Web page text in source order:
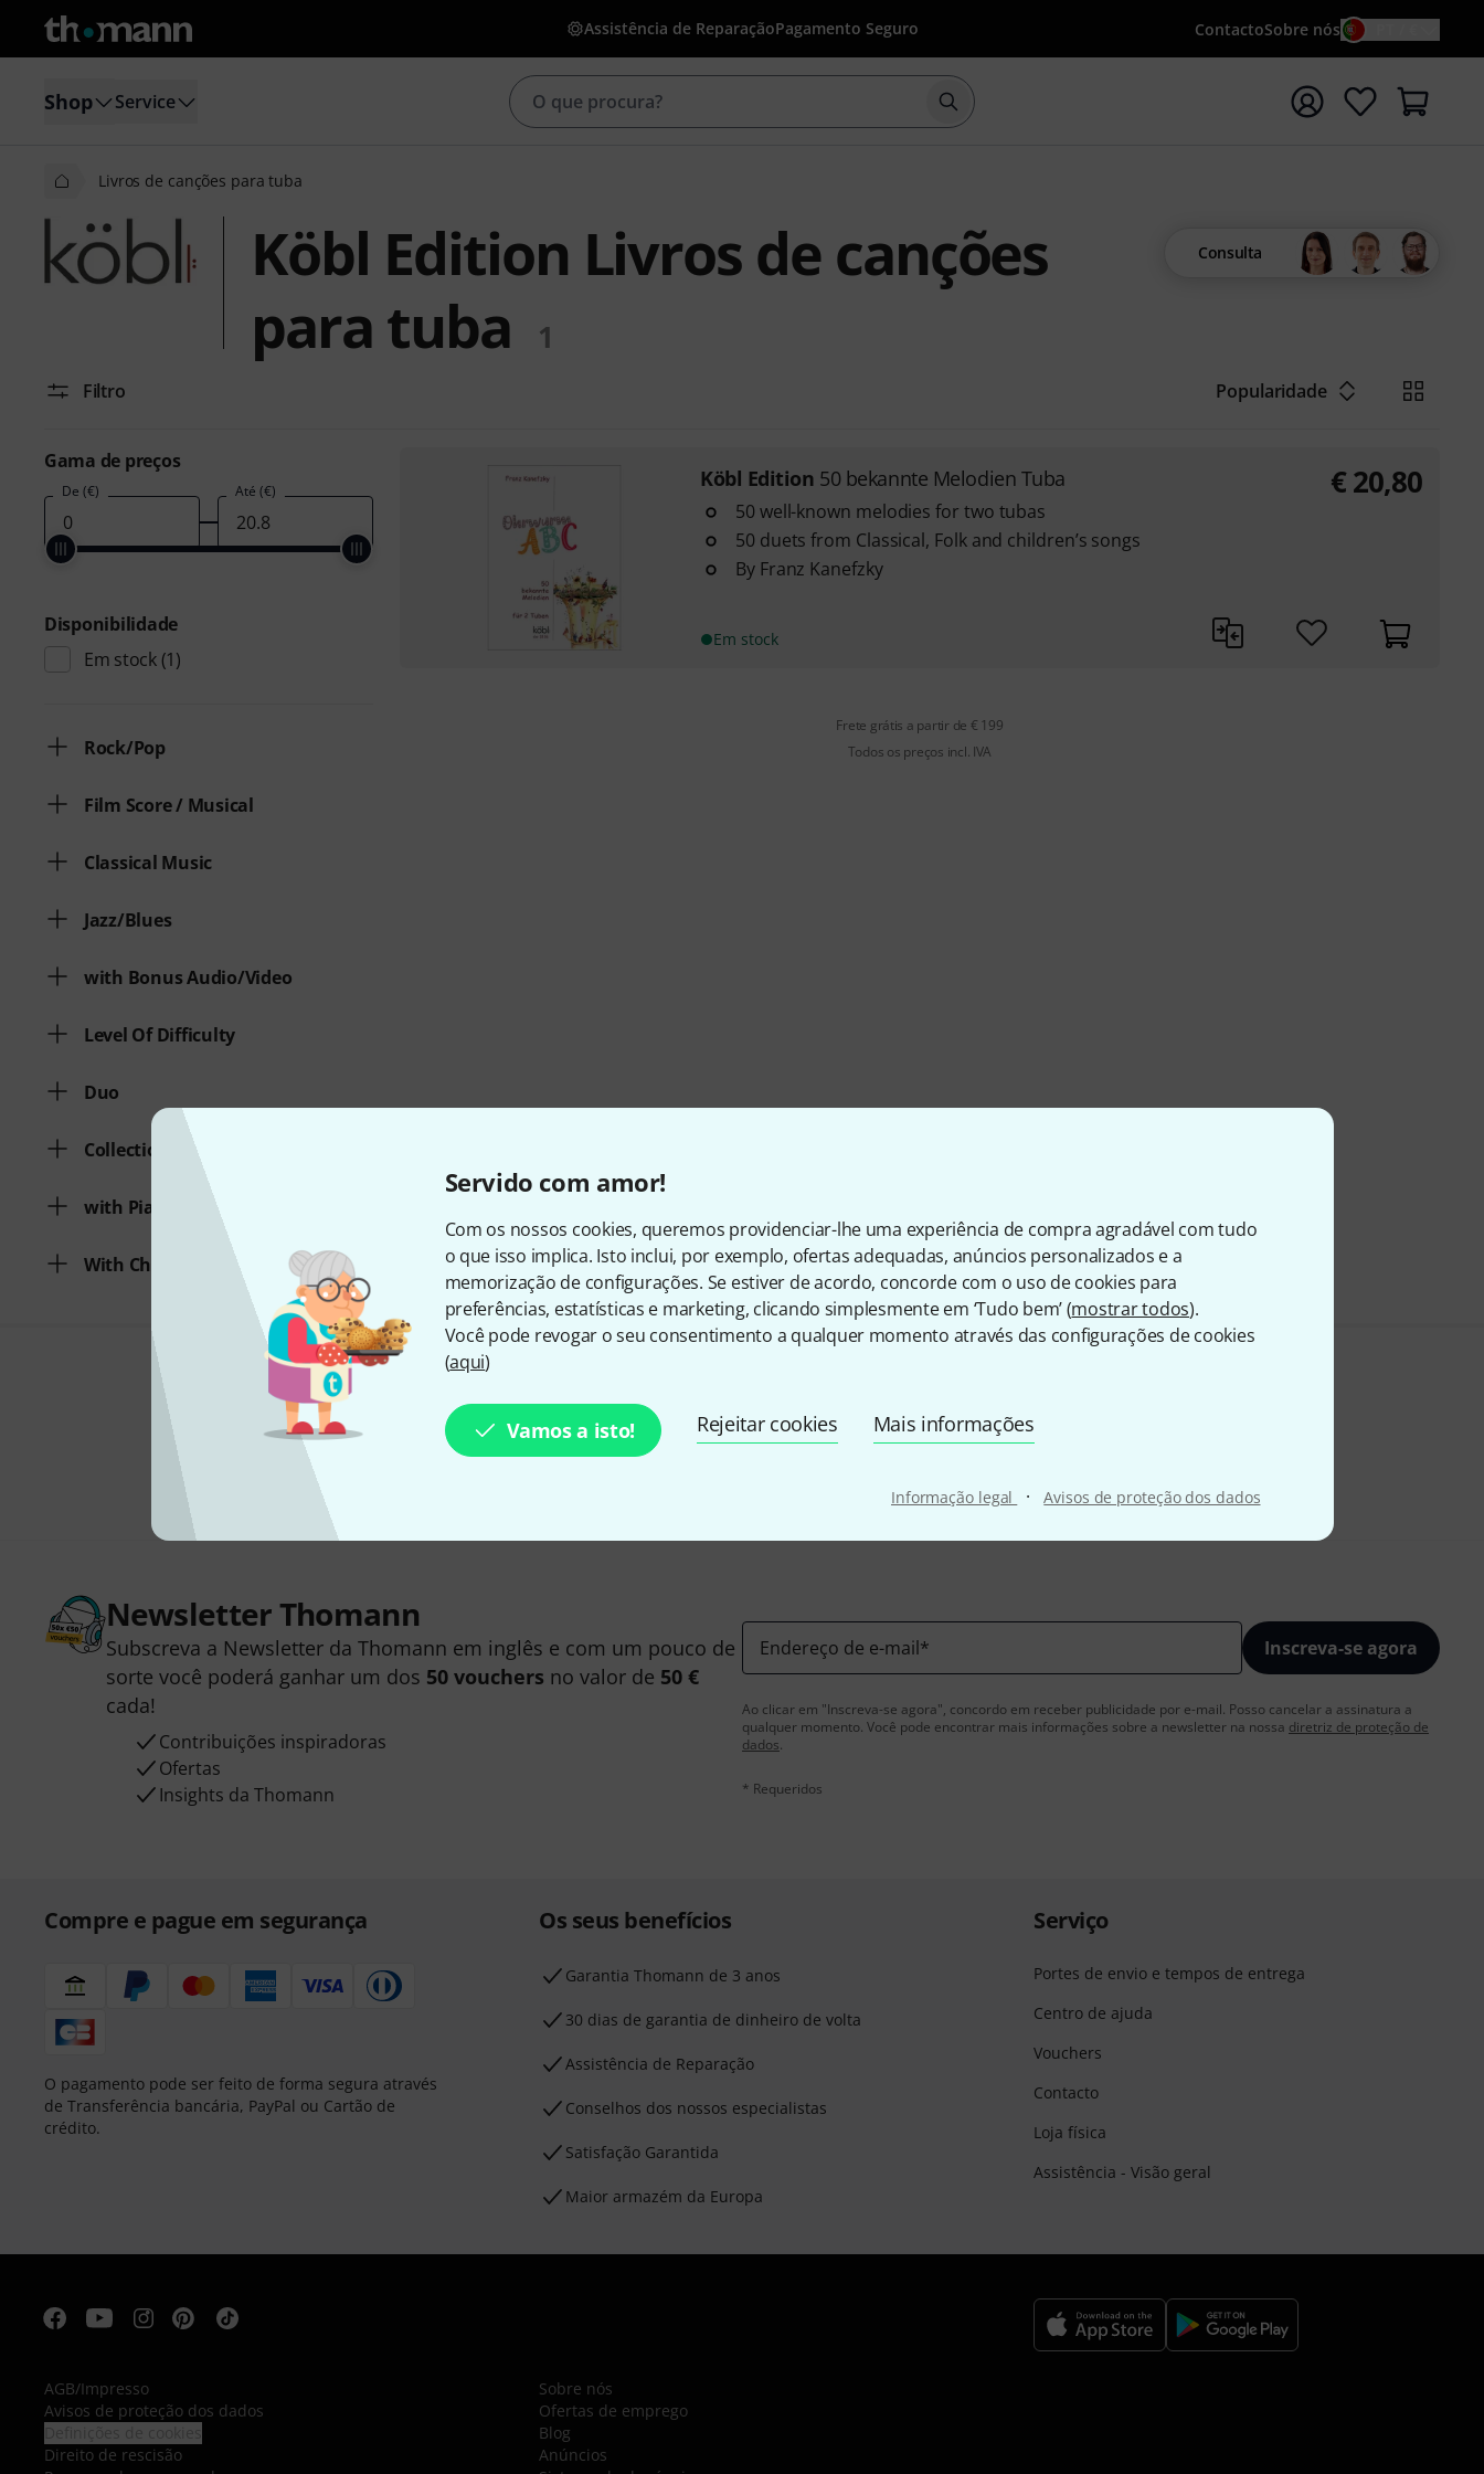
Servido com amor!
Com os nossos cookies, queremos providenciar-lhe uma experiência de compra agradável com tudo
o que isso implica. Isto inclui, por exemplo, ofertas adequadas, anúncios personalizados e a
memorização de configurações. Se estiver de acordo, concorde com o uso de cookies para
preferências, estatísticas e marketing, clicando simplesmente em ‘Tudo bem’ (mostrar todos).
Você pode revogar o seu consentimento a qualquer momento através das configurações de cookies
(aqui)
Vamos a isto! Rejeitar cookies Mais informações
Informação legal · Avisos de proteção dos dados
Assistência de ReparaçãoPagamento Seguro ContactoSobre nós
Shop Service Iniciar pesquisa com o termo de pesquisa {searchTerm}
Livros de canções para tuba
Köbl Edition Livros de canções
para tuba
1
Consulta
Filtro Popularidade
Gama de preços
De (€) Até (€)
Disponibilidade
Em stock(1)
Rock/Pop
Film Score / Musical
Classical Music
Jazz/Blues
with Bonus Audio/Video
Level Of Difficulty
Duo
Collection of various genres
with Piano Accompaniment
With Chords
Köbl Edition 50 bekannte Melodien Tuba
50 well-known melodies for two tubas
50 duets from Classical, Folk and children’s songs
By Franz Kanefzky
Em stock
€ 20,80
Frete grátis a partir de € 199
Todos os preços incl. IVA
Partilhar Ajuda e feedback
Newsletter Thomann
Subscreva a Newsletter da Thomann em inglês e com um pouco de
sorte você poderá ganhar um dos 50 vouchers no valor de 50 €
cada!
Contribuições inspiradoras
Ofertas
Insights da Thomann
Endereço de e-mail* Inscreva-se agora
Ao clicar em "Inscreva-se agora", concordo em receber publicidade por e-mail. Posso cancelar a assinatura a
qualquer momento. Você pode encontrar mais informações sobre a newsletter na nossa diretriz de proteção de
dados.
* Requeridos
Compre e pague em segurança
O pagamento pode ser feito de forma segura através
de Transferência bancária, PayPal ou Cartão de
crédito.
Os seus benefícios
Garantia Thomann de 3 anos
30 dias de garantia de dinheiro de volta
Assistência de Reparação
Conselhos dos nossos especialistas
Satisfação Garantida
Maior armazém da Europa
Serviço
Portes de envio e tempos de entrega
Centro de ajuda
Vouchers
Contacto
Loja física
Assistência - Visão geral
AGB/Impresso
Avisos de proteção dos dados
Direito de rescisão
Sobre nós
Ofertas de emprego
Blog
Anúncios